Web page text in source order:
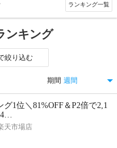
ランキング一覧
ンキング
絞り込む
期間
1位＼81%OFF＆P2倍で2,1
天市場店